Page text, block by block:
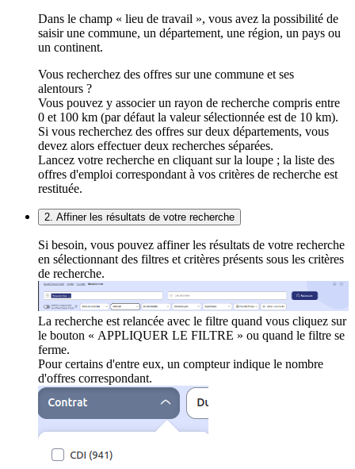
Dans le champ « lieu de travail », vous avez la possibilité de
saisir une commune, un département, une région, un pays ou
un continent.
Vous recherchez des offres sur une commune et ses
alentours ?
Vous pouvez y associer un rayon de recherche compris entre
0 et 100 km (par défaut la valeur sélectionnée est de 10 km).
Si vous recherchez des offres sur deux départements, vous
devez alors effectuer deux recherches séparées.
Lancez votre recherche en cliquant sur la loupe ; la liste des
offres d'emploi correspondant à vos critères de recherche est
restituée.
2. Affiner les résultats de votre recherche
Si besoin, vous pouvez affiner les résultats de votre recherche
en sélectionnant des filtres et critères présents sous les critères
de recherche.
La recherche est relancée avec le filtre quand vous cliquez sur
le bouton « APPLIQUER LE FILTRE » ou quand le filtre se
ferme.
Pour certains d'entre eux, un compteur indique le nombre
d'offres correspondant.